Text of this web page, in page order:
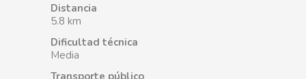
Distancia
5.8 km
Dificultad técnica
Media
Transporte público